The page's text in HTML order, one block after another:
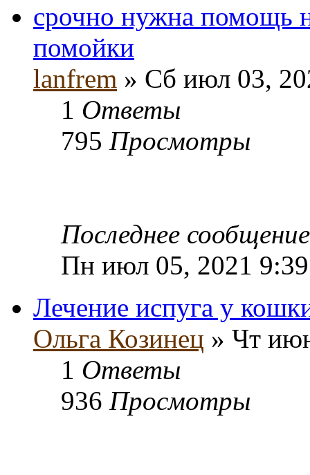
срочно нужна помощь
помойки
lanfrem » Сб июл 03,
1 Ответы
795 Просмотры
Последнее
Пн июл 05, 2021
Лечение испуга у
Ольга Козинец » Чт
1 Ответы
936 Просмотры